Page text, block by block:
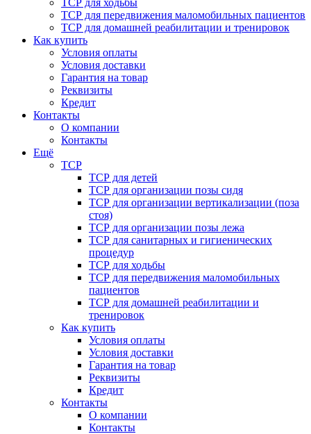
ТСР для ходьбы
ТСР для передвижения маломобильных пациентов
ТСР для домашней реабилитации и тренировок
Как купить
Условия оплаты
Условия доставки
Гарантия на товар
Реквизиты
Кредит
Контакты
О компании
Контакты
Ещё
ТСР
ТСР для детей
ТСР для организации позы сидя
ТСР для организации вертикализации (поза
стоя)
ТСР для организации позы лежа
ТСР для санитарных и гигиенических
процедур
ТСР для ходьбы
ТСР для передвижения маломобильных
пациентов
ТСР для домашней реабилитации и
тренировок
Как купить
Условия оплаты
Условия доставки
Гарантия на товар
Реквизиты
Кредит
Контакты
О компании
Контакты